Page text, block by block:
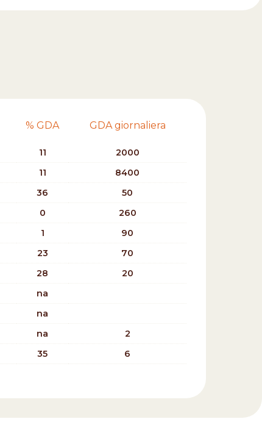
% GDA GDA giornaliera
11
2000
11
8400
36
50
0
260
1
90
23
70
28
20
na
na
na
2
35 6